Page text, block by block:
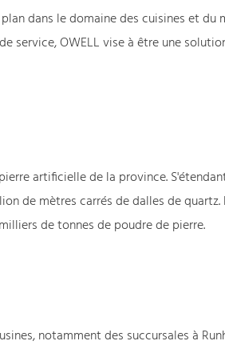
dans le domaine des cuisines et du
service, OWELL vise à être une
artificielle de la province.
de mètres carrés de dalles de quartz.
de tonnes de poudre de pierre.
notamment des succursales à